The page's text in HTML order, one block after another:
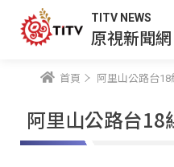
TITV NEWS
原視新聞網
首頁 阿里山公路台18
阿里山公路台18